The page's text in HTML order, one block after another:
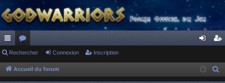
ac
co
or
u ne cri
Rechercher Connexion Inscription
Accueil du forum